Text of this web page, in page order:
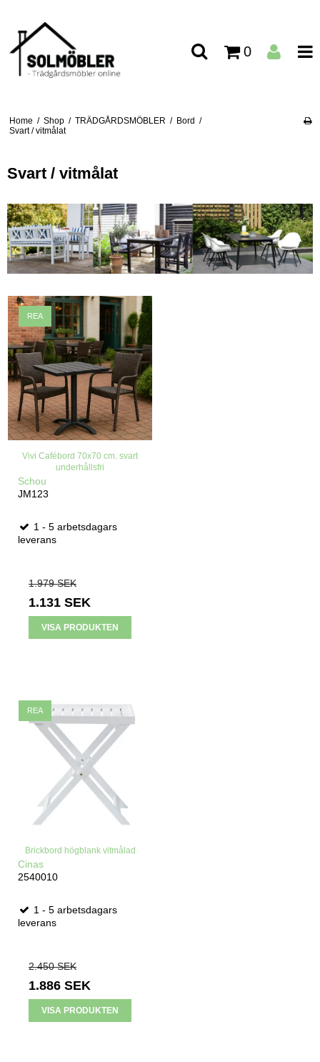
0
Home / Shop / TRÄDGÅRDSMÖBLER / Bord /
Svart / vitmålat
Svart / vitmålat
REA
Vivi Cafébord 70x70 cm. svart
underhållsfri
Schou
JM123
1 - 5 arbetsdagars
leverans
1.979 SEK
1.131 SEK
VISA PRODUKTEN
REA
Brickbord högblank vitmålad
Cinas
2540010
1 - 5 arbetsdagars
leverans
2.450 SEK
1.886 SEK
VISA PRODUKTEN